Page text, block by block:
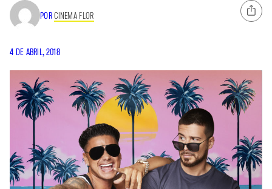
PORCINEMA FLOR
4 DE ABRIL, 2018